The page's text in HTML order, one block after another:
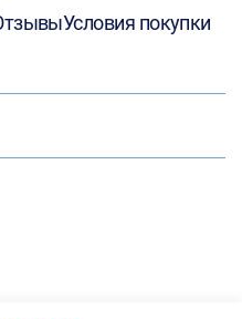
Условия покупки